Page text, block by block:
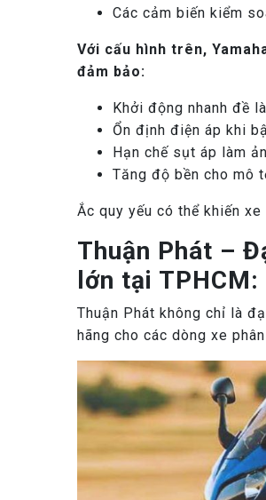
Các cảm biến kiểm
Với cấu hình trên,
đảm bảo:
Khởi động nhanh đề
Ổn định điện áp khi
Hạn chế sụt áp làm
Tăng độ bền cho mô
Ắc quy yếu có thể khiến
Thuận Phát –
lớn tại TPHCM:
Thuận Phát không chỉ là
hãng cho các dòng xe